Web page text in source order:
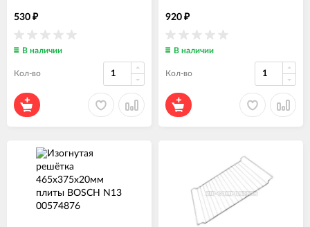
530 ₽
В наличии
Кол-во
920 ₽
В наличии
Кол-во